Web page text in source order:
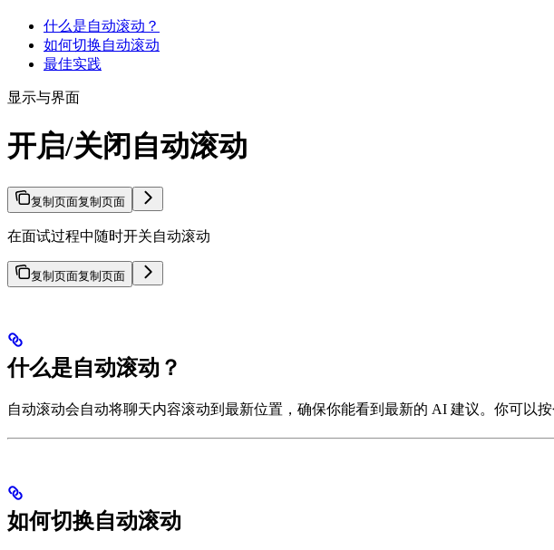
什么是自动滚动？
如何切换自动滚动
最佳实践
显示与界面
开启/关闭自动滚动
复制页面复制页面
在面试过程中随时开关自动滚动
复制页面复制页面
什么是自动滚动？
自动滚动会自动将聊天内容滚动到最新位置，确保你能看到最新的 AI 建议。你可以
如何切换自动滚动